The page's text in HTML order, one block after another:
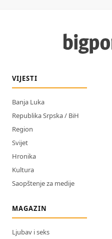
VIJESTI
Banja Luka
Republika Srpska / BiH
Region
Svijet
Hronika
Kultura
Saopštenje za medije
MAGAZIN
Ljubav i seks